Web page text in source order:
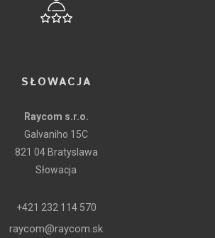
SŁOWACJA
Raycom s.r.o.
Galvaniho 15C
821 04 Bratyslawa
Słowacja
+421 232 114 570
raycom@raycom.sk